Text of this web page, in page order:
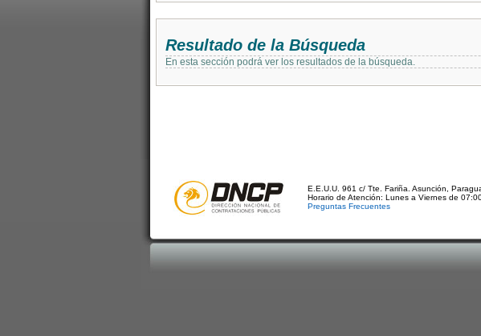
Resultado de la Búsqueda
En esta sección podrá ver los resultados de la búsqueda.
E.E.U.U. 961 c/ Tte. Fariña. Asunción,
Horario de Atención: Lunes a Viernes de
Preguntas Frecuentes